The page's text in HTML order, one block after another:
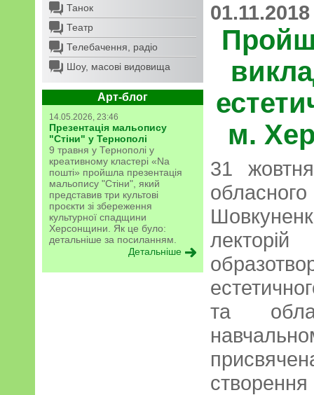
Танок
Театр
Телебачення, радіо
Шоу, масові видовища
Арт-блог
14.05.2026, 23:46
Презентація мальопису
"Стіни" у Тернополі
9 травня у Тернополі у
креативному кластері «Na
пошті» пройшла презентація
мальопису "Стіни", який
представив три культові
проєкти зі збереження
культурної спадщини
Херсонщини. Як це було:
детальніше за посиланням.
Детальніше
м.
31
та
присвячена
створення